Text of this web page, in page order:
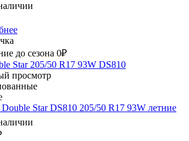
до сезона 0₽
просмотр
Star DS810 205/50 R17 93W летние